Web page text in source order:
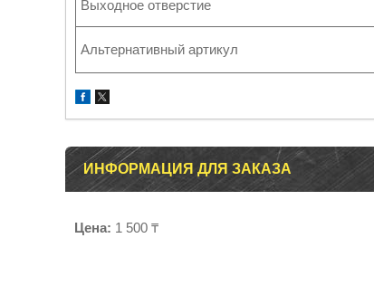
Выходное отверстие
Альтернативный артикул
ИНФОРМАЦИЯ ДЛЯ ЗАКАЗА
Цена: 1 500 ₸